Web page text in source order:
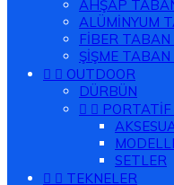
AHŞAP
ALÜMİNYUM
FİBER TABAN
ŞİŞME TABAN
  OUTDOOR
DÜRBÜN
  PORTATİF
SETLER
  TEKNELER